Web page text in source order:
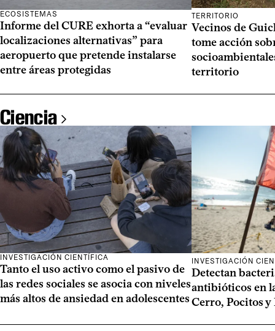
ECOSISTEMAS
Informe del CURE exhorta a “evaluar
localizaciones alternativas” para
aeropuerto que pretende instalarse
entre áreas protegidas
TERRITORIO
Vecinos de
tome acción
territorio
Ciencia
INVESTIGACIÓN CIENTÍFICA
Tanto el uso activo como el pasivo de
las redes sociales se asocia con niveles
más altos de ansiedad en adolescentes
INVESTIGACIÓN
Detectan
antibióticos en
Cerro, Pocitos y